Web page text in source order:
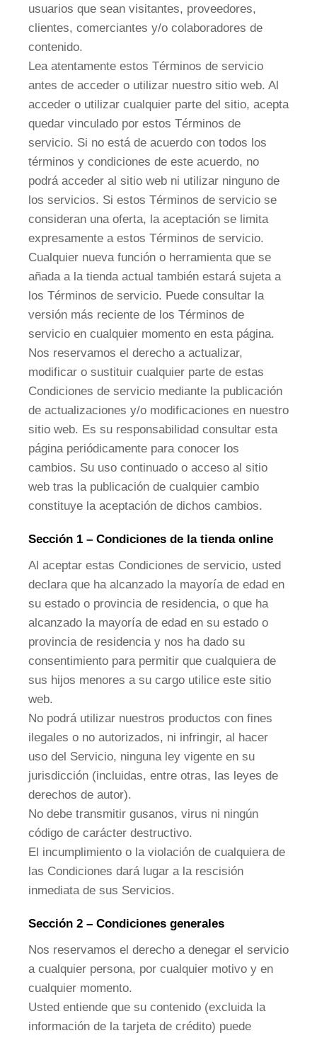
usuarios que sean visitantes, proveedores,
clientes, comerciantes y/o colaboradores de
contenido.
Lea atentamente estos Términos de servicio
antes de acceder o utilizar nuestro sitio web. Al
acceder o utilizar cualquier parte del sitio, acepta
quedar vinculado por estos Términos de
servicio. Si no está de acuerdo con todos los
términos y condiciones de este acuerdo, no
podrá acceder al sitio web ni utilizar ninguno de
los servicios. Si estos Términos de servicio se
consideran una oferta, la aceptación se limita
expresamente a estos Términos de servicio.
Cualquier nueva función o herramienta que se
añada a la tienda actual también estará sujeta a
los Términos de servicio. Puede consultar la
versión más reciente de los Términos de
servicio en cualquier momento en esta página.
Nos reservamos el derecho a actualizar,
modificar o sustituir cualquier parte de estas
Condiciones de servicio mediante la publicación
de actualizaciones y/o modificaciones en nuestro
sitio web. Es su responsabilidad consultar esta
página periódicamente para conocer los
cambios. Su uso continuado o acceso al sitio
web tras la publicación de cualquier cambio
constituye la aceptación de dichos cambios.
Sección 1 – Condiciones de la tienda online
Al aceptar estas Condiciones de servicio, usted
declara que ha alcanzado la mayoría de edad en
su estado o provincia de residencia, o que ha
alcanzado la mayoría de edad en su estado o
provincia de residencia y nos ha dado su
consentimiento para permitir que cualquiera de
sus hijos menores a su cargo utilice este sitio
web.
No podrá utilizar nuestros productos con fines
ilegales o no autorizados, ni infringir, al hacer
uso del Servicio, ninguna ley vigente en su
jurisdicción (incluidas, entre otras, las leyes de
derechos de autor).
No debe transmitir gusanos, virus ni ningún
código de carácter destructivo.
El incumplimiento o la violación de cualquiera de
las Condiciones dará lugar a la rescisión
inmediata de sus Servicios.
Sección 2 – Condiciones generales
Nos reservamos el derecho a denegar el servicio
a cualquier persona, por cualquier motivo y en
cualquier momento.
Usted entiende que su contenido (excluida la
información de la tarjeta de crédito) puede